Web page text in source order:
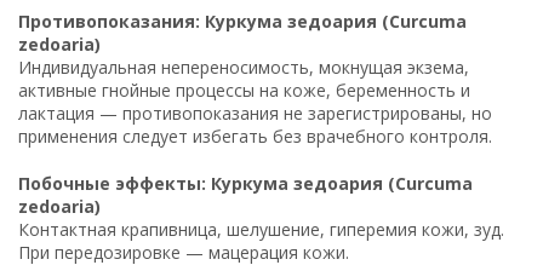
Противопоказания: Куркума зедоария (Curcuma
zedoaria)
Индивидуальная непереносимость, мокнущая экзема,
активные гнойные процессы на коже, беременность и
лактация — противопоказания не зарегистрированы, но
применения следует избегать без врачебного контроля.
Побочные эффекты: Куркума зедоария (Curcuma
zedoaria)
Контактная крапивница, шелушение, гиперемия кожи, зуд.
При передозировке — мацерация кожи.